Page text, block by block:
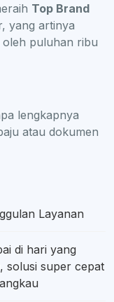
Top Brand
yang artinya
oleh puluhan ribu
lengkapnya
atau dokumen
Layanan
di hari yang
solusi super cepat